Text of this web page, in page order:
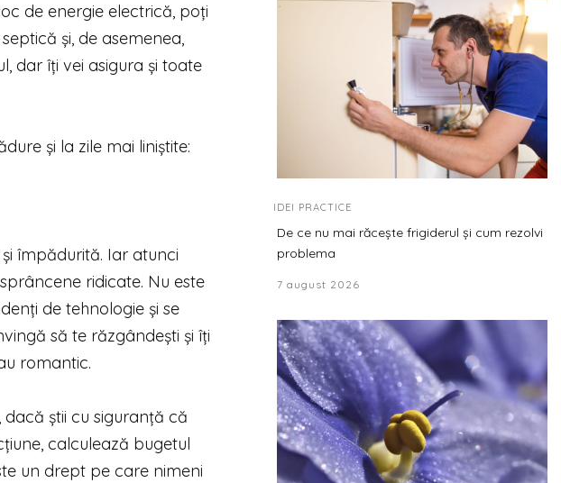
de energie electrică, poți
și, de asemenea,
dar îți vei asigura și toate
și la zile mai liniștite:
împădurită. Iar atunci
ridicate. Nu este
de tehnologie și se
să te răzgândești și îți
romantic.
știi cu siguranță că
calculează bugetul
un drept pe care nimeni
IDEI PRACTICE
De ce nu mai răcește frigiderul și cum rezolvi
problema
7 august 2026